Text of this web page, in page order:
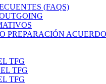
(FAQS)
PREPARACIÓN
TFG
TFG
TFG